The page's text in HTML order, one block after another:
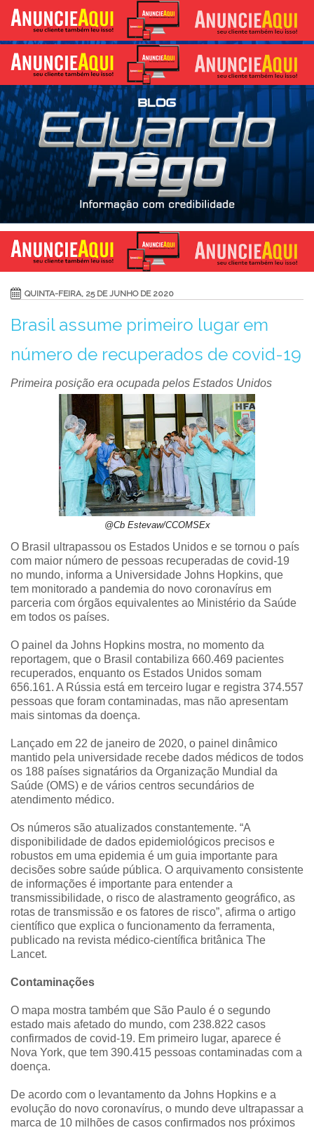
QUINTA-FEIRA, 25 DE JUNHO DE 2020
Brasil assume primeiro lugar em
número de recuperados de covid-19
Primeira posição era ocupada pelos Estados Unidos
@Cb Estevaw/CCOMSEx
O Brasil ultrapassou os Estados Unidos e se tornou o país
com maior número de pessoas recuperadas de covid-19
no mundo, informa a Universidade Johns Hopkins, que
tem monitorado a pandemia do novo coronavírus em
parceria com órgãos equivalentes ao Ministério da Saúde
em todos os países.
O painel da Johns Hopkins mostra, no momento da
reportagem, que o Brasil contabiliza 660.469 pacientes
recuperados, enquanto os Estados Unidos somam
656.161. A Rússia está em terceiro lugar e registra 374.557
pessoas que foram contaminadas, mas não apresentam
mais sintomas da doença.
Lançado em 22 de janeiro de 2020, o painel dinâmico
mantido pela universidade recebe dados médicos de todos
os 188 países signatários da Organização Mundial da
Saúde (OMS) e de vários centros secundários de
atendimento médico.
Os números são atualizados constantemente. “A
disponibilidade de dados epidemiológicos precisos e
robustos em uma epidemia é um guia importante para
decisões sobre saúde pública. O arquivamento consistente
de informações é importante para entender a
transmissibilidade, o risco de alastramento geográfico, as
rotas de transmissão e os fatores de risco”, afirma o artigo
científico que explica o funcionamento da ferramenta,
publicado na revista médico-científica britânica The
Lancet.
Contaminações
O mapa mostra também que São Paulo é o segundo
estado mais afetado do mundo, com 238.822 casos
confirmados de covid-19. Em primeiro lugar, aparece é
Nova York, que tem 390.415 pessoas contaminadas com a
doença.
De acordo com o levantamento da Johns Hopkins e a
evolução do novo coronavírus, o mundo deve ultrapassar a
marca de 10 milhões de casos confirmados nos próximos